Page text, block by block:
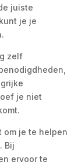
juiste
je je
zelf
je niet
om je te helpen
Bij
ervoor te